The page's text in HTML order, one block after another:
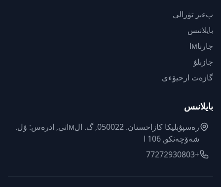
بءىز تۋرالى
بايلانىس
جارناмا
جازىلۋ
گازەت ارحيۆءى
بايلانىس
رەسپۋبليكا كازاحستان. 050022, گ. الмاتى, ادرەس: ۋل.
شەۆچەنكو, 106 ا
+77272930803